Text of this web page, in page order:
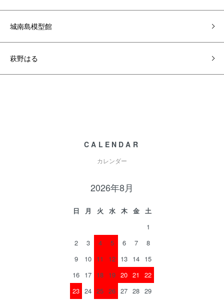
城南島模型館
萩野はる
CALENDAR
カレンダー
2026年8月
日 月 火 水 木 金
土
1
2
3 4 5 6 7
8
9
10 11 12 13 14 15
16 17 18 19 20 21
22
23 24 25 26 27 28 29